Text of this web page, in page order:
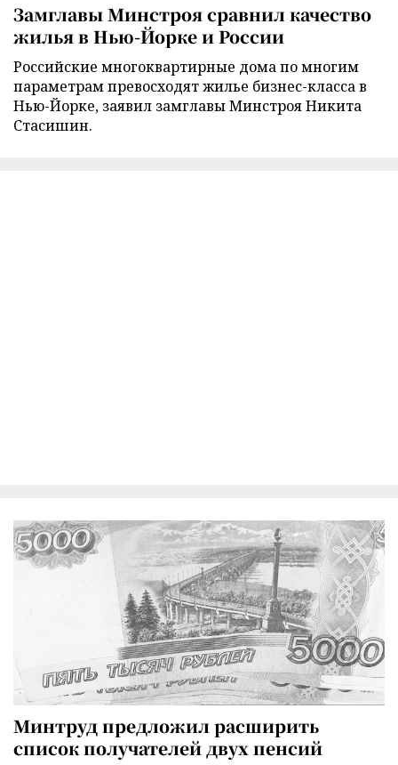
Замглавы Минстроя сравнил качество
жилья в Нью-Йорке и России
Российские многоквартирные дома по многим
параметрам превосходят жилье бизнес-класса в
Нью-Йорке, заявил замглавы Минстроя Никита
Стасишин.
Минтруд предложил расширить
список получателей двух пенсий